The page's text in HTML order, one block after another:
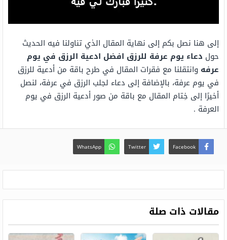
إلى هنا نصل بكم إلى نهاية المقال الذي تناولنا فيه الحديث
حول دعاء يوم عرفة للرزق افضل ادعية الرزق في يوم
عرفه وانتقلنا مع فقرات المقال في طرح باقة من أدعية للرزق
في يوم عرفة، بالإضافة إلى دعاء لجلب الرزق في عرفة، لنصل
أخيرًا إلى خِتام المقال مع باقة من صور أدعية الرزق في يوم
العرفة .
Facebook
Twitter
WhatsApp
مقالات ذات صلة